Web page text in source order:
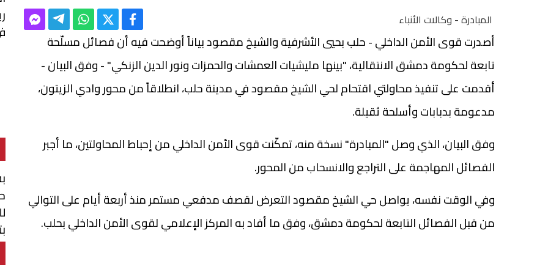
المبادرة - وكالات الأنباء
أصدرت قوى الأمن الداخلي - حلب بحيي الأشرفية والشيخ مقصود بياناً أوضحت فيه أن فصائل مسلّحة
تابعة لحكومة دمشق الانتقالية، "بينها مليشيات العمشات والحمزات ونور الدين الزنكي" - وفق البيان -
أقدمت على تنفيذ محاولتي اقتحام لحي الشيخ مقصود في مدينة حلب، انطلاقاً من محور وادي الزيتون،
مدعومة بدبابات وأسلحة ثقيلة.
وفق البيان، الذي وصل "المبادرة" نسخة منه، تمكّنت قوى الأمن الداخلي من إحباط المحاولتين، ما أجبر
الفصائل المهاجمة على التراجع والانسحاب من المحور.
وفي الوقت نفسه، يواصل حي الشيخ مقصود التعرض لقصف مدفعي مستمر منذ أربعة أيام على التوالي
من قبل الفصائل التابعة لحكومة دمشق، وفق ما أفاد به المركز الإعلامي لقوى الأمن الداخلي بحلب.